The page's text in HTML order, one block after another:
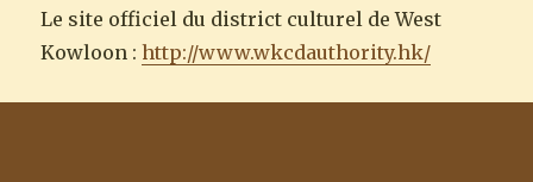
Le site officiel du district culturel de West
Kowloon :http://www.wkcdauthority.hk/